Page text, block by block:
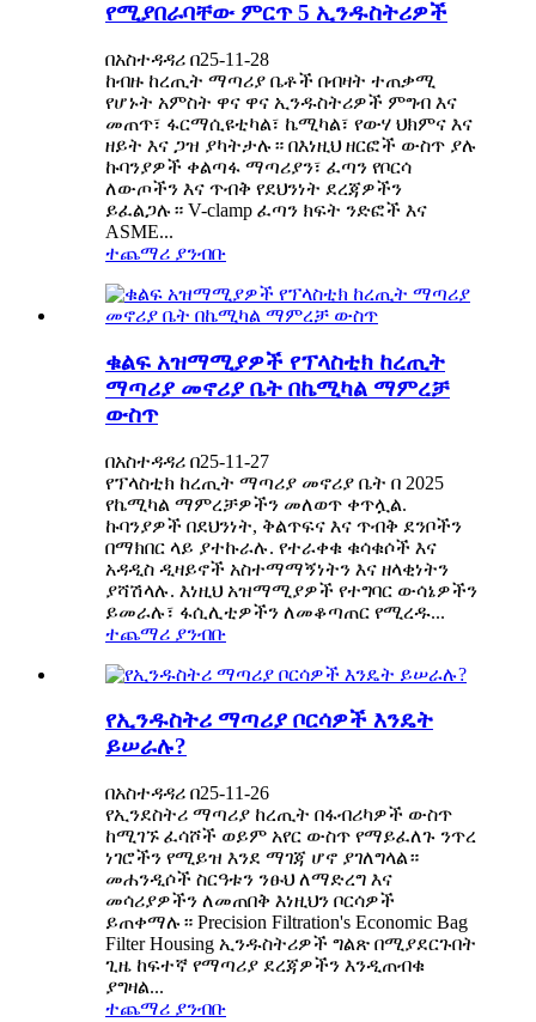
የሚያበራባቸው ምርጥ 5 ኢንዱስትሪዎች
በአስተዳዳሪ በ25-11-28
ከብዙ ከረጢት ማጣሪያ ቤቶች በብዛት ተጠቃሚ
የሆኑት አምስት ዋና ዋና ኢንዱስትሪዎች ምግብ እና
መጠጥ፣ ፋርማሲዩቲካል፣ ኬሚካል፣ የውሃ ህክምና እና
ዘይት እና ጋዝ ያካትታሉ። በእነዚህ ዘርፎች ውስጥ ያሉ
ኩባንያዎች ቀልጣፋ ማጣሪያን፣ ፈጣን የቦርሳ
ለውጦችን እና ጥብቅ የደህንነት ደረጃዎችን
ይፈልጋሉ። V-clamp ፈጣን ክፍት ንድፎች እና
ASME...
ተጨማሪ ያንብቡ
ቁልፍ አዝማሚያዎች የፕላስቲክ ከረጢት
ማጣሪያ መኖሪያ ቤት በኬሚካል ማምረቻ
ውስጥ
በአስተዳዳሪ በ25-11-27
የፕላስቲክ ከረጢት ማጣሪያ መኖሪያ ቤት በ 2025
የኬሚካል ማምረቻዎችን መለወጥ ቀጥሏል.
ኩባንያዎች በደህንነት, ቅልጥፍና እና ጥብቅ ደንቦችን
በማክበር ላይ ያተኩራሉ. የተራቀቁ ቁሳቁሶች እና
አዳዲስ ዲዛይኖች አስተማማኝነትን እና ዘላቂነትን
ያሻሽላሉ. እነዚህ አዝማሚያዎች የተግባር ውሳኔዎችን
ይመራሉ፣ ፋሲሊቲዎችን ለመቆጣጠር የሚረዱ...
ተጨማሪ ያንብቡ
የኢንዱስትሪ ማጣሪያ ቦርሳዎች እንዴት
ይሠራሉ?
በአስተዳዳሪ በ25-11-26
የኢንደስትሪ ማጣሪያ ከረጢት በፋብሪካዎች ውስጥ
ከሚገኙ ፈሳሾች ወይም አየር ውስጥ የማይፈለጉ ንጥረ
ነገሮችን የሚይዝ እንደ ማገጃ ሆኖ ያገለግላል።
መሐንዲሶች ስርዓቱን ንፁህ ለማድረግ እና
መሳሪያዎችን ለመጠበቅ እነዚህን ቦርሳዎች
ይጠቀማሉ። Precision Filtration's Economic Bag
Filter Housing ኢንዱስትሪዎች ግልጽ በሚያደርጉበት
ጊዜ ከፍተኛ የማጣሪያ ደረጃዎችን እንዲጠብቁ
ያግዛል...
ተጨማሪ ያንብቡ